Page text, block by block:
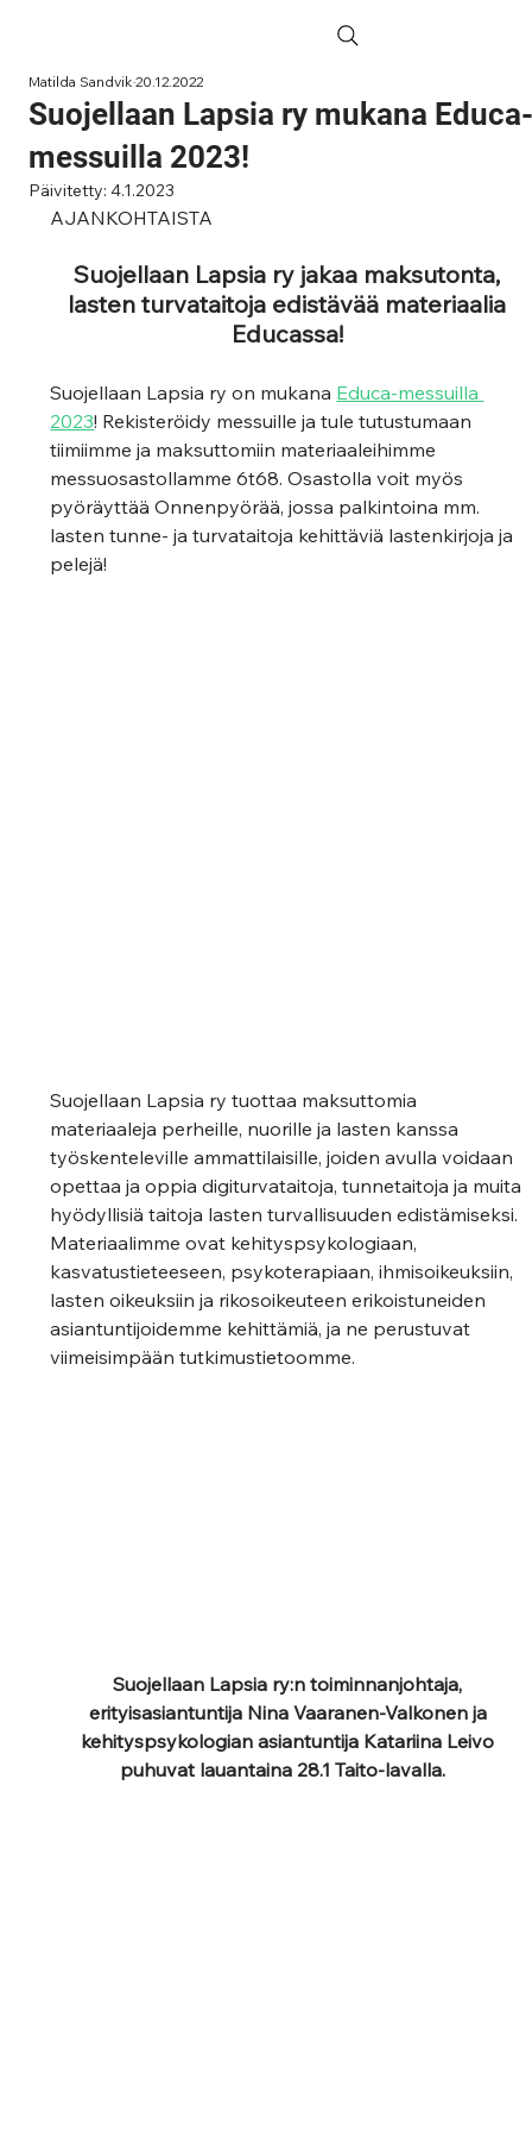
Suojellaan Lapsia ry mukana
messuilla 2023!
Matilda Sandvik20.12.2022
Päivitetty:4.1.2023
AJANKOHTAISTA
Suojellaan Lapsia ry jakaa maksutonta,
lasten turvataitoja edistävää materiaalia
Educassa!
Suojellaan Lapsia ry on mukana Educa-messuilla
2023! Rekisteröidy messuille ja tule tutustumaan
tiimiimme ja maksuttomiin materiaaleihimme
messuosastollamme 6t68. Osastolla voit myös
pyöräyttää Onnenpyörää, jossa palkintoina mm.
lasten tunne- ja turvataitoja kehittäviä lastenkirjoja ja
pelejä!
Suojellaan Lapsia ry tuottaa maksuttomia
materiaaleja perheille, nuorille ja lasten kanssa
työskenteleville ammattilaisille, joiden avulla voidaan
opettaa ja oppia digiturvataitoja, tunnetaitoja ja muita
hyödyllisiä taitoja lasten turvallisuuden edistämiseksi.
Materiaalimme ovat kehityspsykologiaan,
kasvatustieteeseen, psykoterapiaan, ihmisoikeuksiin,
lasten oikeuksiin ja rikosoikeuteen erikoistuneiden
asiantuntijoidemme kehittämiä, ja ne perustuvat
viimeisimpään tutkimustietoomme.
Suojellaan Lapsia ry:n toiminnanjohtaja,
erityisasiantuntija Nina Vaaranen-Valkonen ja
kehityspsykologian asiantuntija Katariina Leivo
puhuvat lauantaina 28.1 Taito-lavalla.